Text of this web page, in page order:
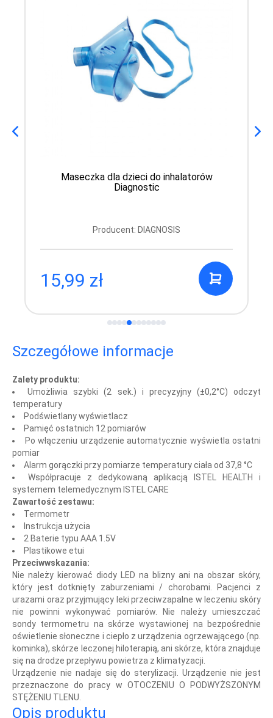
Maseczka dla dzieci do inhalatorów
Diagnostic
Producent: DIAGNOSIS
15,99 zł
Szczegółowe informacje
Zalety produktu:
Umożliwia szybki (2 sek.) i precyzyjny (±0,2°C) odczyt
temperatury
Podświetlany wyświetlacz
Pamięć ostatnich 12 pomiarów
Po włączeniu urządzenie automatycznie wyświetla ostatni
pomiar
Alarm gorączki przy pomiarze temperatury ciała od 37,8 °C
Współpracuje z dedykowaną aplikacją ISTEL HEALTH i
systemem telemedycznym ISTEL CARE
Zawartość zestawu:
Termometr
Instrukcja użycia
2 Baterie typu AAA 1.5V
Plastikowe etui
Przeciwwskazania:
Nie należy kierować diody LED na blizny ani na obszar skóry,
który jest dotknięty zaburzeniami / chorobami. Pacjenci z
urazami oraz przyjmujący leki przeciwzapalne w leczeniu skóry
nie powinni wykonywać pomiarów. Nie należy umieszczać
sondy termometru na skórze wystawionej na bezpośrednie
oświetlenie słoneczne i ciepło z urządzenia ogrzewającego (np.
kominka), skórze leczonej hiloterapią, ani skórze, która znajduje
się na drodze przepływu powietrza z klimatyzacji.
Urządzenie nie nadaje się do sterylizacji. Urządzenie nie jest
przeznaczone do pracy w OTOCZENIU O PODWYŻSZONYM
STĘŻENIU TLENU.
Opis produktu